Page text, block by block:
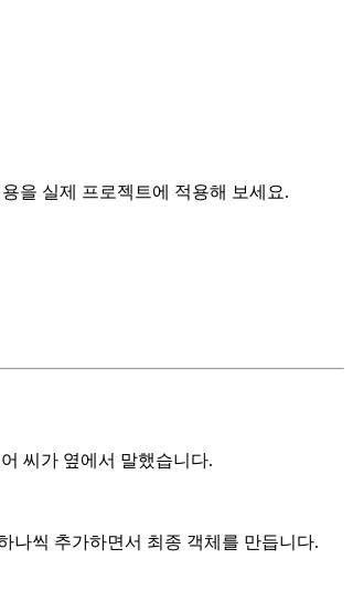
을 실제 프로젝트에 적용해 보세요.
씨가 옆에서 말했습니다.
나씩 추가하면서 최종 객체를 만듭니다.